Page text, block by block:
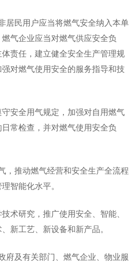
民用户应当将燃气安全纳入本单
气企业应当对燃气供应安全负
责任，建立健全安全生产管理规
对燃气使用安全的服务指导和技
全用气规定，加强对自用燃气
常检查，并对燃气使用安全负
推动燃气经营和安全生产全流程
智能化水平。
研究，推广使用安全、智能、
新工艺、新设备和新产品。
及有关部门、燃气企业、物业服